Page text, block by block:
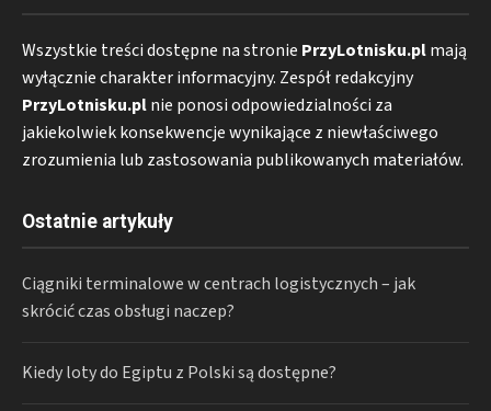
Wszystkie treści dostępne na stronie PrzyLotnisku.plmają
wyłącznie charakter informacyjny. Zespół redakcyjny
PrzyLotnisku.plnie ponosi odpowiedzialności za
jakiekolwiek konsekwencje wynikające z niewłaściwego
zrozumienia lub zastosowania publikowanych materiałów.
Ostatnie artykuły
Ciągniki terminalowe w centrach logistycznych – jak
skrócić czas obsługi naczep?
Kiedy loty do Egiptu z Polski są dostępne?